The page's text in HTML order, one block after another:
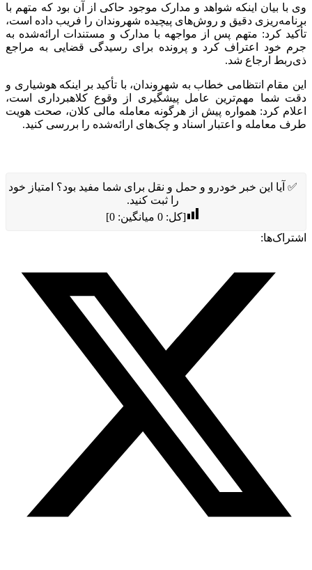
وی با بیان اینکه شواهد و مدارک موجود حاکی از آن بود که متهم با
برنامه‌ریزی دقیق و روش‌های پیچیده شهروندان را فریب داده است،
تأکید کرد: متهم پس از مواجهه با مدارک و مستندات ارائه‌شده به
جرم خود اعتراف کرد و پرونده برای رسیدگی قضایی به مراجع
ذی‌ربط ارجاع شد.
این مقام انتظامی خطاب به شهروندان، با تأکید بر اینکه هوشیاری و
دقت شما مهم‌ترین عامل پیشگیری از وقوع کلاهبرداری است،
اعلام کرد: همواره پیش از هرگونه معامله مالی کلان، صحت هویت
طرف معامله و اعتبار اسناد و چک‌های ارائه‌شده را بررسی کنید.
✅ آیا این خبر خودرو و حمل و نقل برای شما مفید بود؟ امتیاز خود
را ثبت کنید.
[کل:0 میانگین:0
]
اشتراک‌ها: